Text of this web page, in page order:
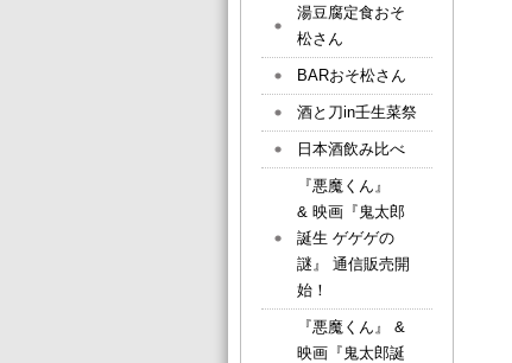
湯豆腐定食おそ
松さん
BARおそ松さん
酒と刀in壬生菜祭
日本酒飲み比べ
『悪魔くん』
& 映画『鬼太郎
誕生 ゲゲゲの
謎』 通信販売開
始！
『悪魔くん』 &
映画『鬼太郎誕